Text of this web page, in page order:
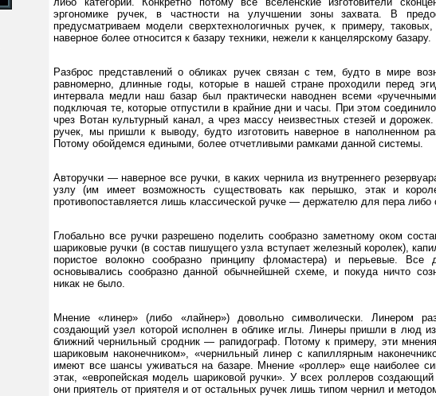
эргономике ручек, в частности на улучшении зоны захвата. В
предусматриваем модели сверхтехнологичных ручек, к примеру,
наверное более относится к базару техники, нежели к канцелярскому базару.
Разброс представлений о обликах ручек связан с тем, будто в мире
равномерно, длинные годы, которые в нашей стране проходили перед
интервала медли наш базар был практически наводнен всеми
подключая те, которые отпустили в крайние дни и часы. При этом
чрез Вотан культурный канал, а чрез массу неизвестных стезей и
ручек, мы пришли к выводу, будто изготовить наверное в наполненном
Потому обойдемся едиными, более отчетливыми рамками данной системы.
Авторучки — наверное все ручки, в каких чернила из внутреннего
узлу (им имеет возможность существовать как перышко, этак и
противопоставляется лишь классической ручке — держателю для пера либо
Глобально все ручки разрешено поделить сообразно заметному оком
шариковые ручки (в состав пишущего узла вступает железный королек),
пористое волокно сообразно принципу фломастера) и перьевые. Все
основывались сообразно данной обычнейшней схеме, и покуда ничто
никак не было.
Мнение «линер» (либо «лайнер») довольно символически. Линером
создающий узел которой исполнен в облике иглы. Линеры пришли в люд
ближний чернильный сродник — рапидограф. Потому к примеру, эти
шариковым наконечником», «чернильный линер с капиллярным
имеют все шансы уживаться на базаре. Мнение «роллер» еще наиболее
этак, «европейская модель шариковой ручки». У всех роллеров
они приятель от приятеля и от остальных ручек лишь типом чернил и